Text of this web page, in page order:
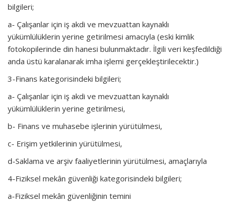
bilgileri;
a- Çalışanlar için iş akdi ve mevzuattan kaynaklı
yükümlülüklerin yerine getirilmesi amacıyla (eski kimlik
fotokopilerinde din hanesi bulunmaktadır. İlgili veri keşfedildiği
anda üstü karalanarak imha işlemi gerçekleştirilecektir.)
3-Finans kategorisindeki bilgileri;
a- Çalışanlar için iş akdi ve mevzuattan kaynaklı
yükümlülüklerin yerine getirilmesi,
b- Finans ve muhasebe işlerinin yürütülmesi,
c- Erişim yetkilerinin yürütülmesi,
d-Saklama ve arşiv faaliyetlerinin yürütülmesi, amaçlarıyla
4-Fiziksel mekân güvenliği kategorisindeki bilgileri;
a-Fiziksel mekân güvenliğinin temini